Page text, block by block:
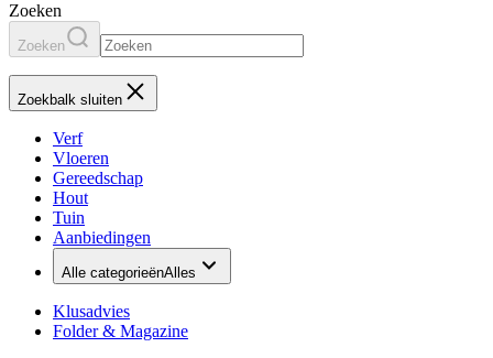
Zoeken
Zoeken
Zoekbalk sluiten
Verf
Vloeren
Gereedschap
Hout
Tuin
Aanbiedingen
Alle categorieënAlles
Klusadvies
Folder & Magazine